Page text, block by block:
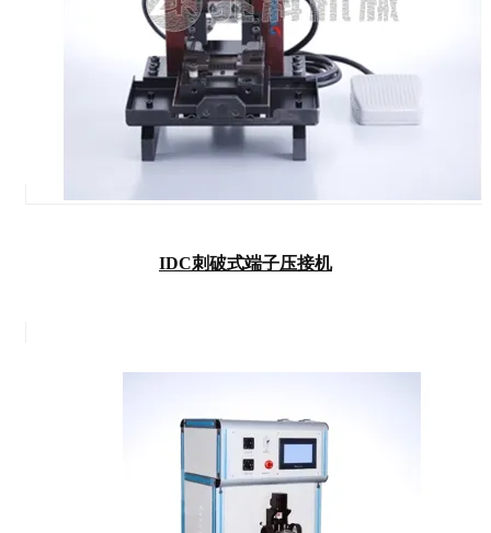
IDC刺破式端子压接机